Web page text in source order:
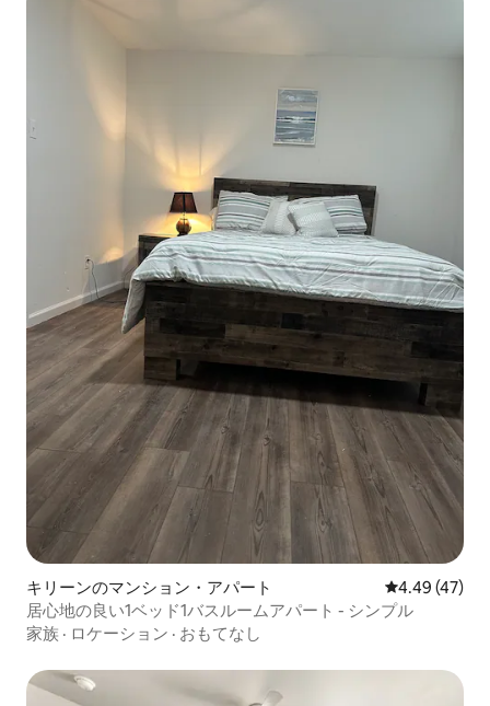
キリーンのマンション・アパート レビュー47
4.49 (47)
居心地の良い1ベッド1バスルームアパート - シンプル
家族 · ロケーション · おもてなし